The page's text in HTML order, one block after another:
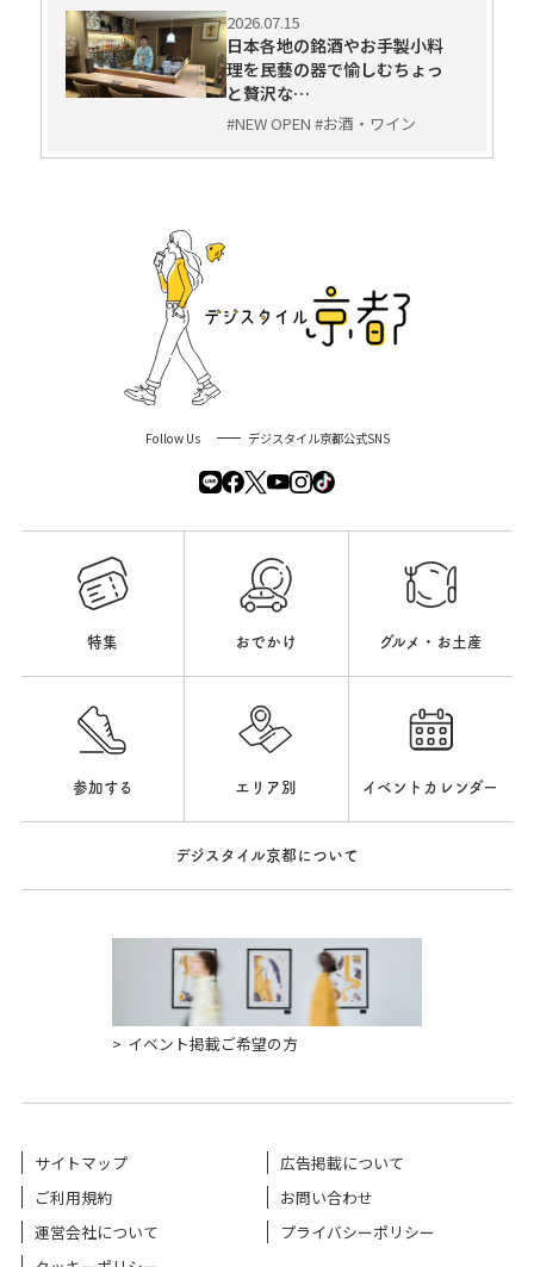
2026.07.15
日本各地の銘酒やお手製小料
理を民藝の器で愉しむちょっ
と贅沢な…
#NEW OPEN #お酒・ワイン
Follow Us デジスタイル京都公式SNS
特集 おでかけ グルメ・お土産
参加する エリア別 イベントカレンダー
デジスタイル京都について
イベント掲載ご希望の方
サイトマップ
広告掲載について
ご利用規約
お問い合わせ
運営会社について
プライバシーポリシー